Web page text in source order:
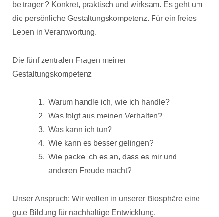
beitragen? Konkret, praktisch und wirksam. Es geht um
die persönliche Gestaltungskompetenz. Für ein freies
Leben in Verantwortung.
Die fünf zentralen Fragen meiner
Gestaltungskompetenz
Warum handle ich, wie ich handle?
Was folgt aus meinen Verhalten?
Was kann ich tun?
Wie kann es besser gelingen?
Wie packe ich es an, dass es mir und
anderen Freude macht?
Unser Anspruch: Wir wollen in unserer Biosphäre eine
gute Bildung für nachhaltige Entwicklung.